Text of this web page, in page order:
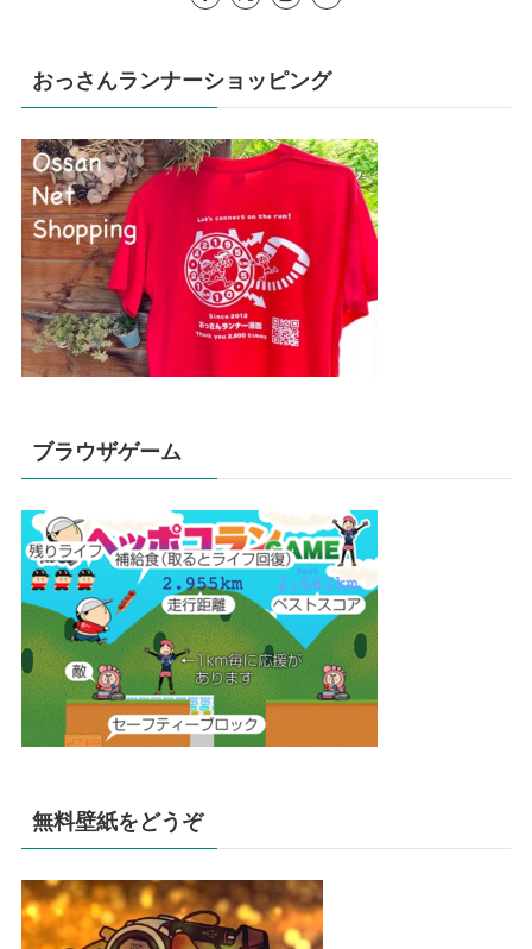
おっさんランナーショッピング
ブラウザゲーム
無料壁紙をどうぞ